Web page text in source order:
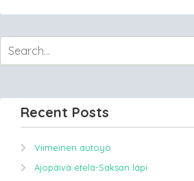
Recent Posts
Viimeinen autoyö
Ajopäivä etelä-Saksan läpi